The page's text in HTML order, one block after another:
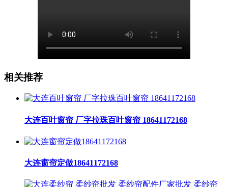
相关推荐
大连百叶窗帘 厂字拉珠百叶窗帘 18641172168
大连窗帘定做18641172168